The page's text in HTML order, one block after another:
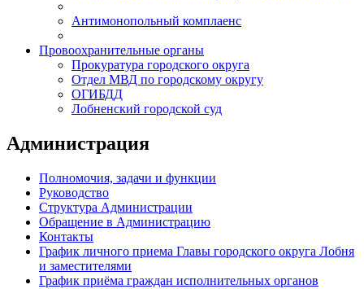
Антимонопольный комплаенс
Провоохранительные органы
Прокуратура городского округа
Отдел МВД по городскому округу
ОГИБДД
Лобненский городской суд
Администрация
Полномочия, задачи и функции
Руководство
Структура Администрации
Обращение в Администрацию
Контакты
График личного приема Главы городского округа Лобня
и заместителями
График приёма граждан исполнительных органов